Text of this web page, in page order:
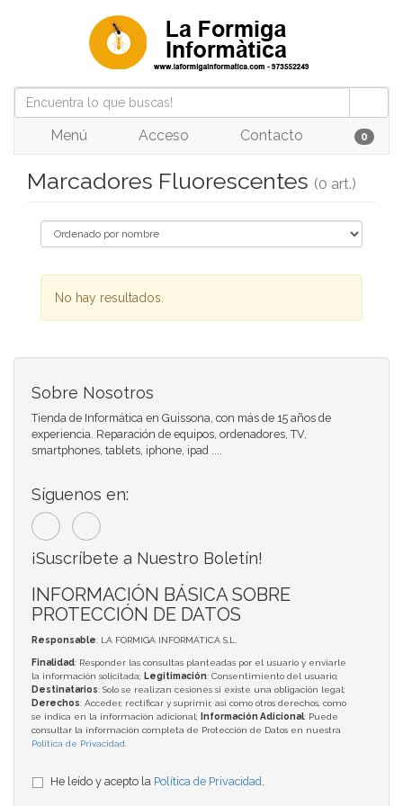
Menú Acceso Contacto 0
Marcadores Fluorescentes (0 art.)
No hay resultados.
Sobre Nosotros
Tienda de Informática en Guissona, con más de 15 años de
experiencia. Reparación de equipos, ordenadores, TV,
smartphones, tablets, iphone, ipad ....
Síguenos en:
¡Suscríbete a Nuestro Boletín!
INFORMACIÓN BÁSICA SOBRE
PROTECCIÓN DE DATOS
Responsable: LA FORMIGA INFORMATICA S.L.
Finalidad: Responder las consultas planteadas por el usuario y enviarle
la información solicitada; Legitimación: Consentimiento del usuario;
Destinatarios: Solo se realizan cesiones si existe una obligación legal;
Derechos: Acceder, rectificar y suprimir, así como otros derechos, como
se indica en la información adicional;
Información Adicional: Puede
consultar la información completa de Protección de Datos en nuestra
Política de Privacidad
He leído y acepto la Política de Privacidad.